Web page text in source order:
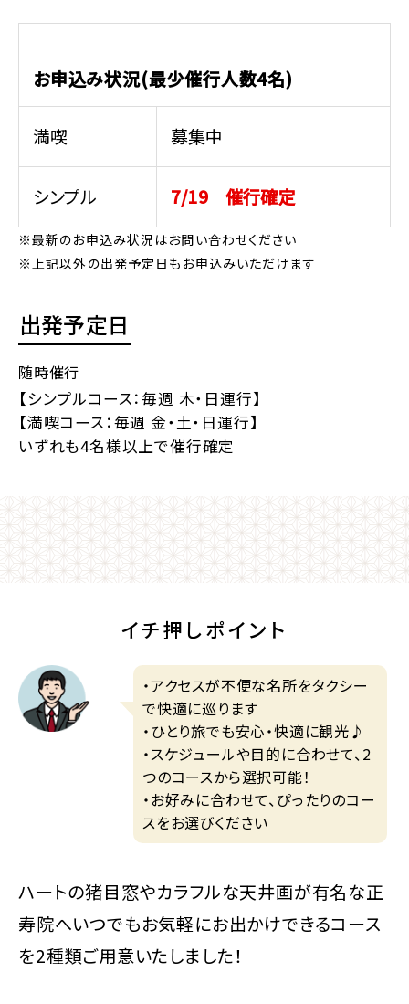
お申込み状況(最少催行人数4名)
満喫 募集中
シンプル 7/19 催行確定
※最新のお申込み状況はお問い合わせください
※上記以外の出発予定日もお申込みいただけます
出発予定日
随時催行
【シンプルコース：毎週 木・日運行】
【満喫コース：毎週 金・土・日運行】
いずれも4名様以上で催行確定
イチ押しポイント
・アクセスが不便な名所をタクシー
で快適に巡ります
・ひとり旅でも安心・快適に観光♪
・スケジュールや目的に合わせて、2
つのコースから選択可能！
・お好みに合わせて、ぴったりのコー
スをお選びください
ハートの猪目窓やカラフルな天井画が有名な正
寿院へいつでもお気軽にお出かけできるコース
を2種類ご用意いたしました！